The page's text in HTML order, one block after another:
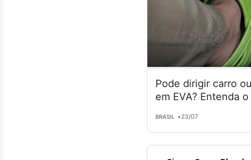
Pode dirigir carro
em EVA? Entenda
BRASIL •23/07